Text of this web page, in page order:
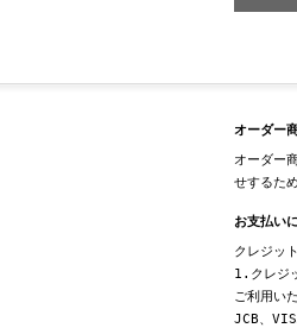
オーダー
オーダー
せするた
お支払い
クレジッ
1.クレジ
ご利用い
JCB、